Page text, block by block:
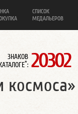
СПИСОК
МЕДАЛЬЕРОВ
ЗНАКОВ
*: 20302
космоса»